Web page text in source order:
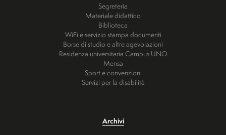
Segreteria
Materiale didattico
Biblioteca
WiFi e servizio stampa documenti
Borse di studio e altre agevolazioni
Residenza universitaria Campus UNO
Mensa
Sport e convenzioni
Servizi per la disabilità
Archivi